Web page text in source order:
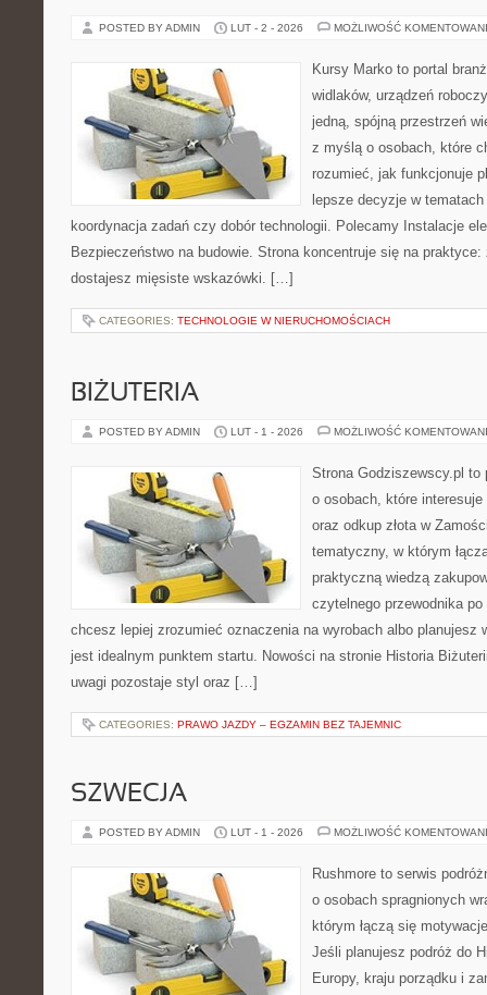
POSTED BY ADMIN LUT - 2 - 2026 MOŻLIWOŚĆ
Kursy Marko to portal
widlaków, urządzeń
jedną, spójną przestrzeń
z myślą o osobach, które
rozumieć, jak funkcjonuje
lepsze decyzje w
koordynacja zadań czy dobór technologii. Polecamy Instalacje
Bezpieczeństwo na budowie. Strona koncentruje się na praktyce:
dostajesz mięsiste wskazówki. […]
CATEGORIES: TECHNOLOGIE W NIERUCHOMOŚCIACH
BIŻUTERIA
POSTED BY ADMIN LUT - 1 - 2026 MOŻLIWOŚĆ
Strona Godziszewscy.pl
o osobach, które
oraz odkup złota w
tematyczny, w którym
praktyczną wiedzą
czytelnego przewodnika
chcesz lepiej zrozumieć oznaczenia na wyrobach albo planujesz
jest idealnym punktem startu. Nowości na stronie Historia
uwagi pozostaje styl oraz […]
CATEGORIES: PRAWO JAZDY – EGZAMIN BEZ TAJEMNIC
SZWECJA
POSTED BY ADMIN LUT - 1 - 2026 MOŻLIWOŚĆ
Rushmore to serwis
o osobach spragnionych
którym łączą się
Jeśli planujesz podróż do
Europy, kraju porządku i